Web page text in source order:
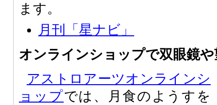
ます。
月刊「星ナビ」
オンラインショップで双眼鏡
アストロアーツオンラインシ
ョップでは、月食のようすを